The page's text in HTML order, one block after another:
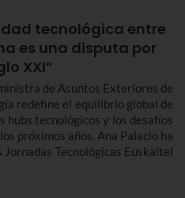
tecnológica entre
es una disputa por
XXI”
de Asuntos Exteriores de
redefine el equilibrio global de
hubs tecnológicos y los desafíos
próximos años. Ana Palacio ha
Tecnológicas Euskaltel